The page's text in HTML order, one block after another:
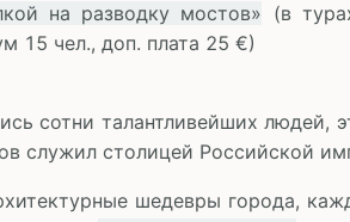
на разводку мостов» (в
15 чел., доп. плата 25 €)
сотни талантливейших людей,
служил столицей Российской
шедевры города,